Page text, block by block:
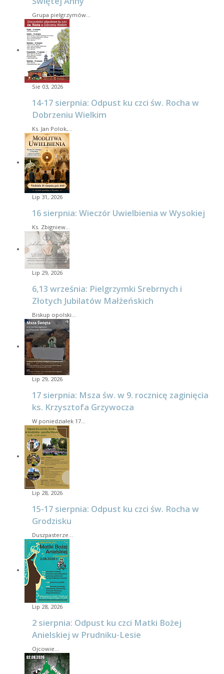
Grupa pielgrzymów…
Sie 03, 2026
14-17 sierpnia: Odpust ku czci św. Rocha w
Dobrzeniu Wielkim
Ks. Jan Polok,…
Lip 31, 2026
16 sierpnia: Wieczór Uwielbienia w Wysokiej
Ks. Zbigniew…
Lip 29, 2026
6,13 września: Pielgrzymki Srebrnych i
Złotych Jubilatów Małżeńskich
Biskup opolski…
Lip 29, 2026
17 sierpnia: Msza św. w 9. rocznicę zaginięcia
ks. Krzysztofa Grzywocza
W poniedziałek 17…
Lip 28, 2026
15-17 sierpnia: Odpust ku czci św. Rocha w
Grodzisku
Duszpasterze…
Lip 28, 2026
2 sierpnia: Odpust ku czci Matki Bożej
Anielskiej w Prudniku-Lesie
Ojcowie…